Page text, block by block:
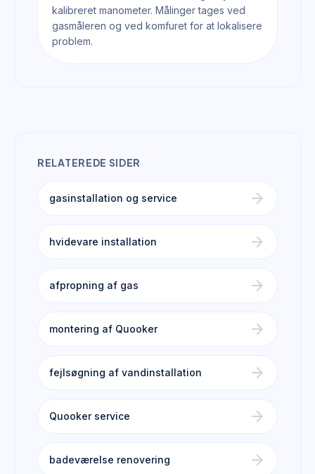
kalibreret manometer. Målinger tages ved
gasmåleren og ved komfuret for at lokalisere
problem.
RELATEREDE SIDER
gasinstallation og service arrow_forward
hvidevare installation arrow_forward
afpropning af gas arrow_forward
montering af Quooker arrow_forward
fejlsøgning af vandinstallation arrow_forward
Quooker service arrow_forward
badeværelse renovering arrow_forward